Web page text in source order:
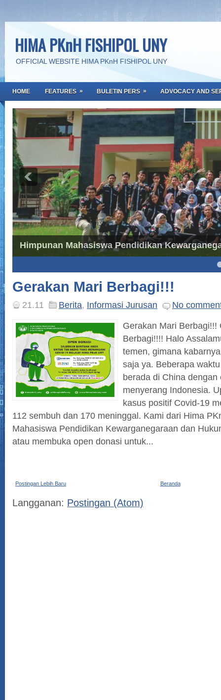
HIMA PKnH FISHIPOL UNY
OFFICIAL WEBSITE HIMA PKnH FISHIPOL UNY
HOME FEATURES » BULETIN PERS » ADVOCACY AND
Himpunan Mahasiswa Pendidikan
4
Gerakan Mari Berbagi!!!
21.11 Berita, Informasi Jurusan
No
Gerakan Mari Berbagi!!!
Berbagi!!!! Halo
temen, gimana
saja ya. Beberapa
berada di China dengan
menyerang Indonesia.
kasus positif Covid-19
112 sembuh dan 170 meninggal. Kami dari Hima
Mahasiswa Pendidikan Kewarganegaraan dan
atau membuka open donasi untuk...
Postingan Lebih Baru Beranda
Langganan: Postingan (Atom)